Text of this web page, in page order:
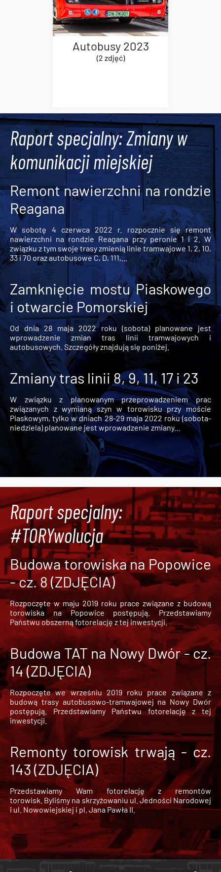
Autobusy 2023
(2 zdjęć)
Raport specjalny: Zmiany w
komunikacji miejskiej
Remont nawierzchni na rondzie
Reagana
W sobotę 4 czerwca 2022 r. rozpocznie się remont
nawierzchni na rondzie Reagana przy peronie 1 i 2. W
związku z tym swoje trasy zmienią linie tramwajowe 1, 2, 10,
33 i 70 oraz autobusowe C, D, 111,...
Zamknięcie mostu Piaskowego
i otwarcie Pomorskiej
Od dnia 28 maja 2022 roku (sobota) planowane jest
wprowadzenie zmian tras linii tramwajowych i
autobusowych. Szczegóły znajdują się poniżej.
Zmiany tras linii 8, 9, 11, 17 i 23
W związku z planowanym przeprowadzeniem prac
związanych z wymianą szyn w torowisku przy moście
Piaskowym, tylko w dniach 28-29 maja 2022 roku (sobota-
niedziela) planowane jest wprowadzenie zmiany...
Raport specjalny:
#TORYwolucja
Budowa torowiska na Popowice
- cz. 8 (ZDJĘCIA)
Rozpoczęte w maju 2019 roku prace związane z budową
torowiska na Popowice
postępują. Przedstawiamy
Państwu obszerną fotorelację z tej inwestycji.
Budowa TAT na Nowy Dwór - cz.
14 (ZDJĘCIA)
Rozpoczęte we wrześniu 2019 roku prace związane z
budową trasy autobusowo-tramwajowej na Nowy Dwór
postępują. Przedstawiamy Państwu fotorelację z tej
inwestycji.
Remonty torowisk trwają - cz.
143 (ZDJĘCIA)
Przedstawiamy Wam fotorelację z remontów
torowisk. Byliśmy na skrzyżowaniu ul. Jedności Narodowej
i ul. Nowowiejskiej i pl. Jana Pawła II.